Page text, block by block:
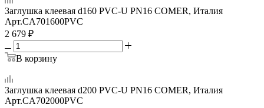
Заглушка клеевая d160 PVC-U PN16 COMER, Италия
Арт.CA701600PVC
2 679 ₽
В корзину
Заглушка клеевая d200 PVC-U PN16 COMER, Италия
Арт.CA702000PVC